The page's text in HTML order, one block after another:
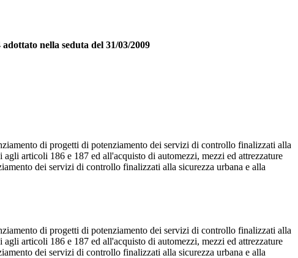
nella seduta del 31/03/2009
di progetti di potenziamento dei servizi di controllo finalizzati alla
articoli 186 e 187 ed all'acquisto di automezzi, mezzi ed attrezzature
dei servizi di controllo finalizzati alla sicurezza urbana e alla
di progetti di potenziamento dei servizi di controllo finalizzati alla
articoli 186 e 187 ed all'acquisto di automezzi, mezzi ed attrezzature
dei servizi di controllo finalizzati alla sicurezza urbana e alla